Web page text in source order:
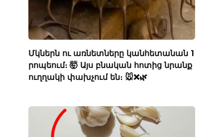
Մկներն ու առնետները կանհետանան 1
րոպեում։ 🤯 Այս բնական հոտից նրանք
ուղղակի փախչում են։ 🐭❌🌿